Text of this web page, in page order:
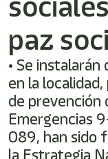
paz
• Se
en la
de prevención
Emergencias
089, han sido